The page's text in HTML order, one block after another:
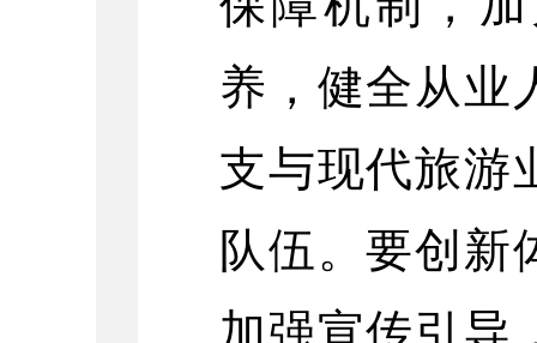
养，健全从业
支与现代旅游
队伍。要创新
加强宣传引导